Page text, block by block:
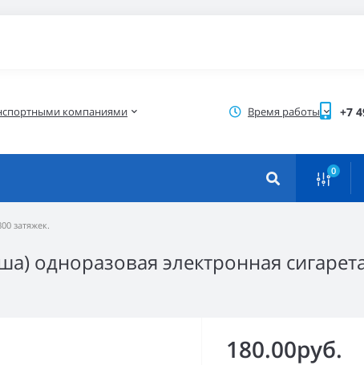
компаниями Время работы +7
0
затяжек.
одноразовая электронная
180.00руб.